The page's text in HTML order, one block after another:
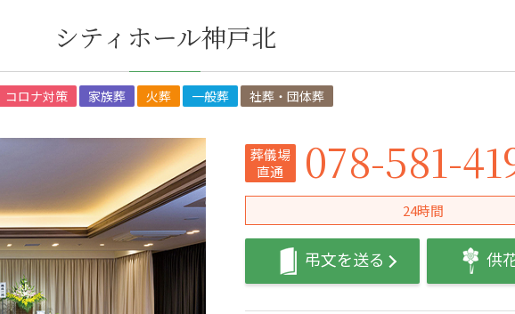
シティホール神戸北
コロナ対策 家族葬 火葬 一般葬 社葬・団体葬
葬儀場
直通
078-581-
24時間
弔文を送る 供